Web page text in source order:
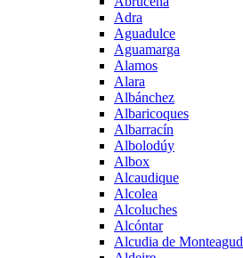
Adra
Aguadulce
Aguamarga
Alamos
Alara
Albánchez
Albaricoques
Albarracín
Albolodúy
Albox
Alcaudique
Alcolea
Alcoluches
Alcóntar
Alcudia de Monteagud